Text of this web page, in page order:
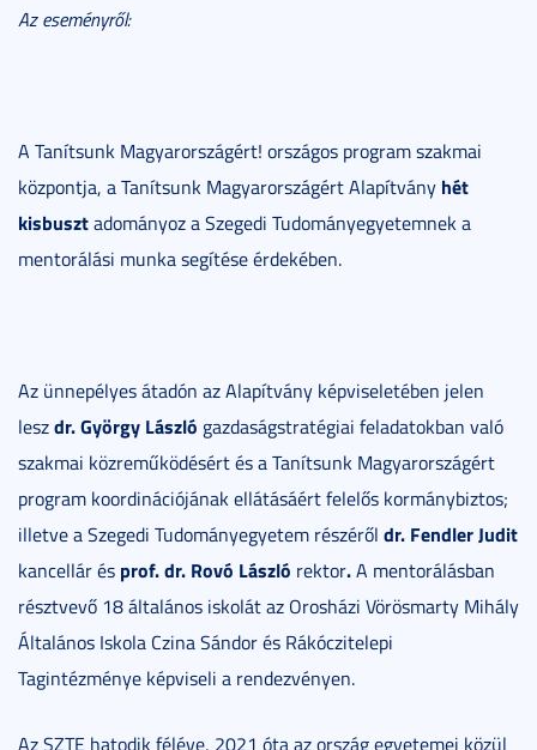
Az eseményről:
A Tanítsunk Magyarországért! országos program szakmai
központja, a Tanítsunk Magyarországért Alapítvány hét
kisbusztadományoz a Szegedi Tudományegyetemnek a
mentorálási munka segítése érdekében.
Az ünnepélyes átadón az Alapítvány képviseletében jelen
leszdr. György László gazdaságstratégiai feladatokban való
szakmai közreműködésért és a Tanítsunk Magyarországért
program koordinációjának ellátásáért felelős kormánybiztos;
illetve a Szegedi Tudományegyetem részéről dr. Fendler Judit
kancellár és prof. dr. Rovó László rektor.A mentorálásban
résztvevő 18 általános iskolát az Orosházi Vörösmarty Mihály
Általános Iskola Czina Sándor és Rákóczitelepi
Tagintézménye képviseli a rendezvényen.
Az SZTE hatodik féléve, 2021 óta az ország egyetemei közül